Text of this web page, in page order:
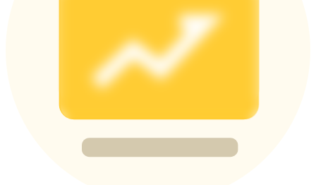
Deposit & Trade BTC to Share 25000 USDT prize pool!
Deposit CASHCAT & Win
Share 500000 CASHCAT prize pool